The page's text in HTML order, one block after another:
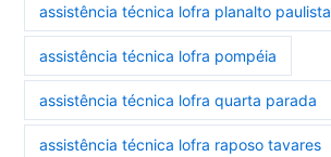
assistência técnica lofra planalto paulista
assistência técnica lofra pompéia
assistência técnica lofra quarta parada
assistência técnica lofra raposo tavares